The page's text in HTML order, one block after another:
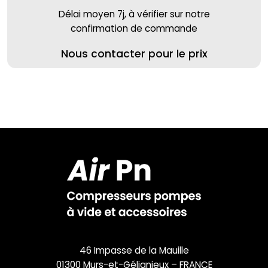
Délai moyen 7j, à vérifier sur notre
confirmation de commande
Nous contacter pour le prix
46 Impasse de la Mauille
01300 Murs-et-Gélignieux – FRANCE